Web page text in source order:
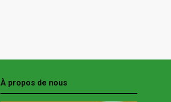
À propos de nous